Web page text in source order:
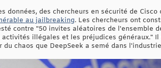
données, des chercheurs en sécurité de Cisco
au jailbreaking. Les chercheurs ont
contre "50 invites aléatoires de l'ensemble
illégales et les préjudices généraux."
chaos que DeepSeek a semé dans